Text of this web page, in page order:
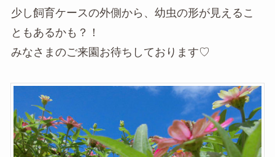
少し飼育ケースの外側から、幼虫の形が見えるこ
ともあるかも？！
みなさまのご来園お待ちしております♡